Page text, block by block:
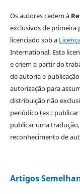
Os autores cedem à
exclusivos de
licenciado sob a
International. Esta
e criem a partir do
de autoria e
autorização para
distribuição não
periódico (ex.:
publicar uma
reconhecimento de
Artigos